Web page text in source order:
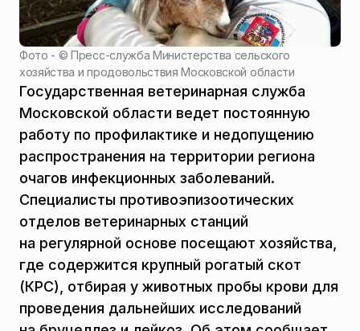
Фото - ©Пресс-служба Министерства сельского
хозяйства и продовольствия Московской области
Государственная ветеринарная служба
Московской области ведет постоянную
работу по профилактике и недопущению
распространения на территории региона
очагов инфекционных заболеваний.
Специалисты противоэпизоотических
отделов ветеринарных станций
на регулярной основе посещают хозяйства,
где содержится крупный рогатый скот
(КРС), отбирая у животных пробы крови для
проведения дальнейших исследований